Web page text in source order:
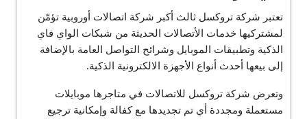
تعتبر شركة تروكسل ثالث أكبر شركة اتصالات أوروبية تؤمّن
لمشتركيها خدمات الأتصالات الحديثة من شبكات الواي فاي
الذكية وتطبيقات الموبايل وشرائح التواصل العامة بالإضافة
إلى بيعها أحدث أنواع الأجهزة الالكترونية الذكية.
وتعرض شركة تروكسل للاتصالات في متاجرها موبايلات
مستعملة ومجددة أي تم تجديدها مع كفالة وإمكانية ترجيع